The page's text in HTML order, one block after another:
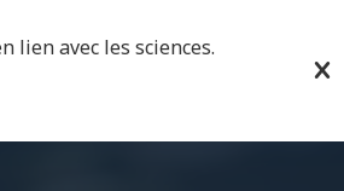
lien avec les sciences.